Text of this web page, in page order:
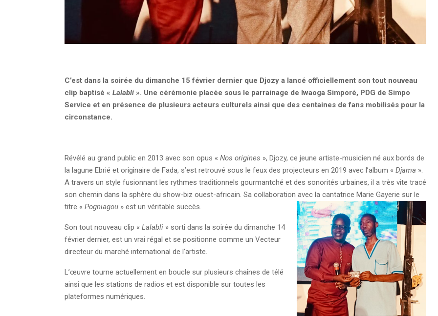
C’est dans la soirée du dimanche 15 février dernier que Djozy a lancé officiellement son tout nouveau
clip baptisé « Lalabli ». Une cérémonie placée sous le parrainage de Iwaoga Simporé, PDG de Simpo
Service et en présence de plusieurs acteurs culturels ainsi que des centaines de fans mobilisés pour la
circonstance.
Révélé au grand public en 2013 avec son opus « Nos origines », Djozy, ce jeune artiste-musicien né aux bords de
la lagune Ebrié et originaire de Fada, s’est retrouvé sous le feux des projecteurs en 2019 avec l’album « Djama ».
A travers un style fusionnant les rythmes traditionnels gourmantché et des sonorités urbaines, il a très vite tracé
son chemin dans la sphère du show-biz ouest-africain. Sa collaboration avec la cantatrice Marie Gayerie sur le
titre « Pogniagou » est un véritable succès.
Son tout nouveau clip « Lalabli » sorti dans la soirée du dimanche 14
février dernier, est un vrai régal et se positionne comme un Vecteur
directeur du marché international de l’artiste.
L’œuvre tourne actuellement en boucle sur plusieurs chaînes de télé
ainsi que les stations de radios et est disponible sur toutes les
plateformes numériques.